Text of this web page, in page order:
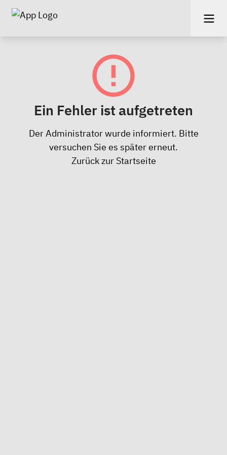
Ein Fehler ist aufgetreten
Der Administrator wurde informiert. Bitte
versuchen Sie es später erneut.
Zurück zur Startseite